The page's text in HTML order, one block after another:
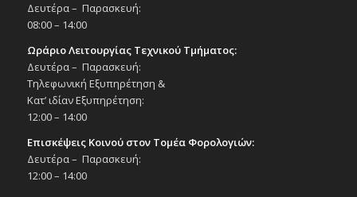
Δευτέρα – Παρασκευή:
08:00 – 14:00
Ωράριο Λειτουργίας Τεχνικού Τμήματος:
Δευτέρα – Παρασκευή:
Τηλεφωνική Εξυπηρέτηση &
Κατ’ ιδίαν Εξυπηρέτηση:
12:00 – 14:00
Επισκέψεις Κοινού στον Τομέα Φορολογιών:
Δευτέρα – Παρασκευή:
12:00 – 14:00